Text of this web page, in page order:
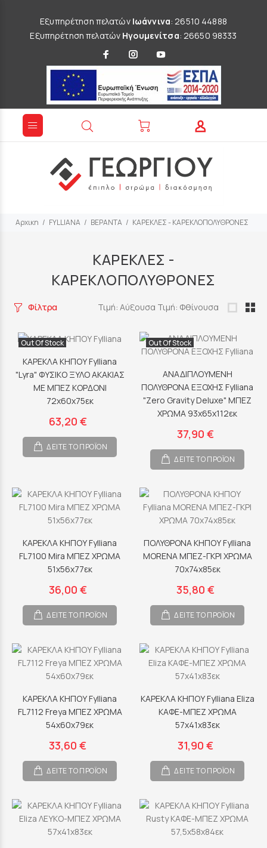
Εξυπηρέτηση πελατών Ιωάννινα: 26510 44888
Εξυπηρέτηση πελατών Ηγουμενίτσα: 26650 98333
Αρχικη FYLLIANA ΒΕΡΑΝΤΑ ΚΑΡΕΚΛΕΣ - ΚΑΡΕΚΛΟΠΟΛΥΘΡΟΝΕΣ
ΚΑΡΕΚΛΕΣ -
ΚΑΡΕΚΛΟΠΟΛΥΘΡΟΝΕΣ
Φίλτρα Τιμή: Αύξουσα Τιμή: Φθίνουσα
Out Of Stock
ΚΑΡΕΚΛΑ ΚΗΠΟΥ Fylliana
"Lyra" ΦΥΣΙΚΟ ΞΥΛΟ ΑΚΑΚΙΑΣ
ΜΕ ΜΠΕΖ ΚΟΡΔΟΝΙ
72x60x75εκ
63,20 €
ΔΕΙΤΕ ΤΟ ΠΡΟΪΟΝ
Out Of Stock
ΑΝΑΔΙΠΛΟΥΜΕΝΗ
ΠΟΛΥΘΡΟΝΑ ΕΞΟΧΗΣ Fylliana
"Zero Gravity Deluxe" ΜΠΕΖ
ΧΡΩΜΑ 93x65x112εκ
37,90 €
ΔΕΙΤΕ ΤΟ ΠΡΟΪΟΝ
ΚΑΡΕΚΛΑ ΚΗΠΟΥ Fylliana
FL7100 Mira ΜΠΕΖ ΧΡΩΜΑ
51x56x77εκ
36,00 €
ΔΕΙΤΕ ΤΟ ΠΡΟΪΟΝ
ΠΟΛΥΘΡΟΝΑ ΚΗΠΟΥ Fylliana
MORENA ΜΠΕΖ-ΓΚΡΙ ΧΡΩΜΑ
70x74x85εκ
35,80 €
ΔΕΙΤΕ ΤΟ ΠΡΟΪΟΝ
ΚΑΡΕΚΛΑ ΚΗΠΟΥ Fylliana
FL7112 Freya ΜΠΕΖ ΧΡΩΜΑ
54x60x79εκ
33,60 €
ΔΕΙΤΕ ΤΟ ΠΡΟΪΟΝ
ΚΑΡΕΚΛΑ ΚΗΠΟΥ Fylliana Eliza
ΚΑΦΕ-ΜΠΕΖ ΧΡΩΜΑ
57x41x83εκ
31,90 €
ΔΕΙΤΕ ΤΟ ΠΡΟΪΟΝ